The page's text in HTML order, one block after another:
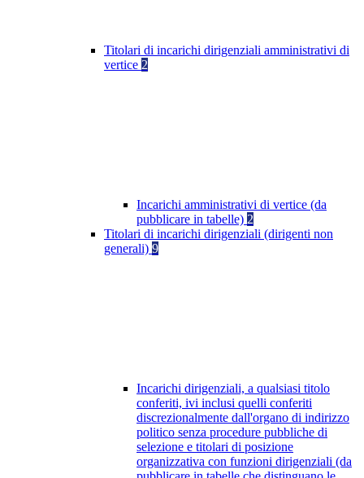
Titolari di incarichi dirigenziali amministrativi di
vertice 2
Incarichi amministrativi di vertice (da
pubblicare in tabelle) 2
Titolari di incarichi dirigenziali (dirigenti non
generali) 9
Incarichi dirigenziali, a qualsiasi titolo
conferiti, ivi inclusi quelli conferiti
discrezionalmente dall'organo di indirizzo
politico senza procedure pubbliche di
selezione e titolari di posizione
organizzativa con funzioni dirigenziali (da